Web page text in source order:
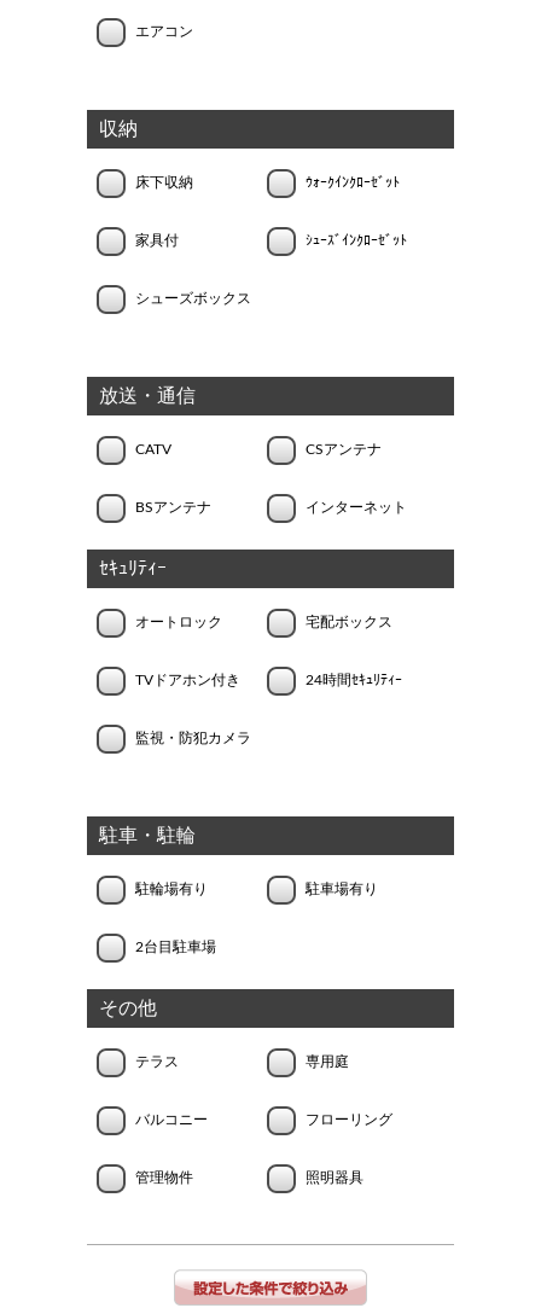
エアコン
収納
床下収納 ｳｫｰｸｲﾝｸﾛｰｾﾞｯﾄ
家具付 ｼｭｰｽﾞｲﾝｸﾛｰｾﾞｯﾄ
シューズボックス
放送・通信
CATV CSアンテナ
BSアンテナ インターネット
ｾｷｭﾘﾃｨｰ
オートロック 宅配ボックス
TVドアホン付き 24時間ｾｷｭﾘﾃｨｰ
監視・防犯カメラ
駐車・駐輪
駐輪場有り 駐車場有り
2台目駐車場
その他
テラス 専用庭
バルコニー フローリング
管理物件 照明器具